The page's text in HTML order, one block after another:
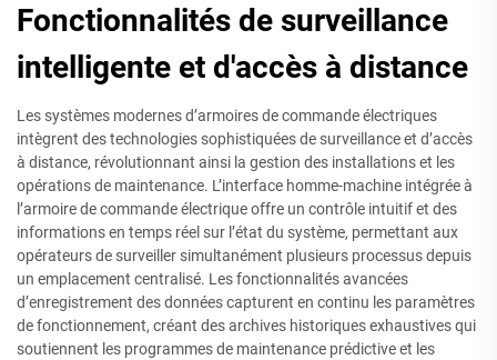
Fonctionnalités de surveillance
intelligente et d'accès à distance
Les systèmes modernes d’armoires de commande électriques
intègrent des technologies sophistiquées de surveillance et d’accès
à distance, révolutionnant ainsi la gestion des installations et les
opérations de maintenance. L’interface homme-machine intégrée à
l’armoire de commande électrique offre un contrôle intuitif et des
informations en temps réel sur l’état du système, permettant aux
opérateurs de surveiller simultanément plusieurs processus depuis
un emplacement centralisé. Les fonctionnalités avancées
d’enregistrement des données capturent en continu les paramètres
de fonctionnement, créant des archives historiques exhaustives qui
soutiennent les programmes de maintenance prédictive et les